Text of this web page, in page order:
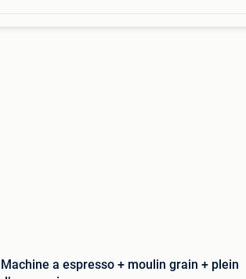
Machine a espresso + moulin grain + plein